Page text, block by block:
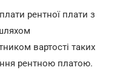
рентної плати з
вартості таких
рентною платою.